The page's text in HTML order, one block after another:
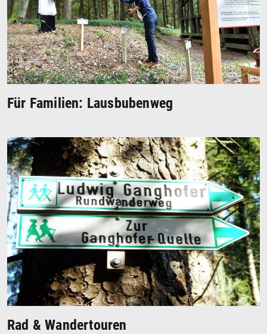
Für Familien: Lausbubenweg
Rad & Wandertouren